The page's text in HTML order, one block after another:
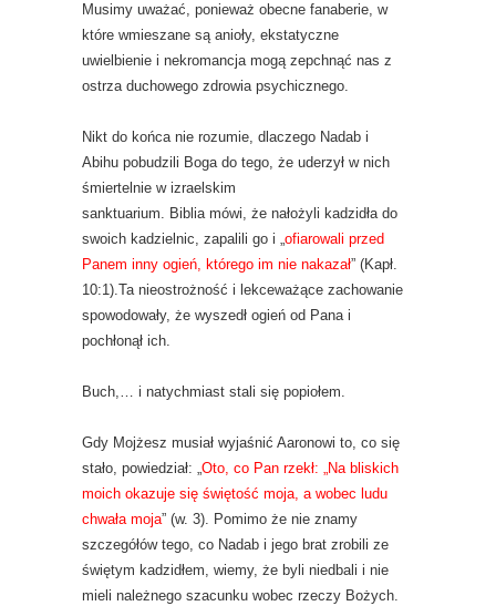
Musimy uważać, ponieważ obecne fanaberie, w
które wmieszane są anioły, ekstatyczne
uwielbienie i nekromancja mogą zepchnąć nas z
ostrza duchowego zdrowia psychicznego.
Nikt do końca nie rozumie, dlaczego Nadab i
Abihu pobudzili Boga do tego, że uderzył w nich
śmiertelnie w izraelskim
sanktuarium. Biblia mówi, że nałożyli kadzidła do
swoich kadzielnic, zapalili go i „ofiarowali przed
Panem inny ogień, którego im nie nakazał” (Kapł.
10:1).Ta nieostrożność i lekceważące zachowanie
spowodowały, że wyszedł ogień od Pana i
pochłonął ich.
Buch,… i natychmiast stali się popiołem.
Gdy Mojżesz musiał wyjaśnić Aaronowi to, co się
stało, powiedział: „Oto, co Pan rzekł: „Na bliskich
moich okazuje się świętość moja, a wobec ludu
chwała moja” (w. 3). Pomimo że nie znamy
szczegółów tego, co Nadab i jego brat zrobili ze
świętym kadzidłem, wiemy, że byli niedbali i nie
mieli należnego szacunku wobec rzeczy Bożych.